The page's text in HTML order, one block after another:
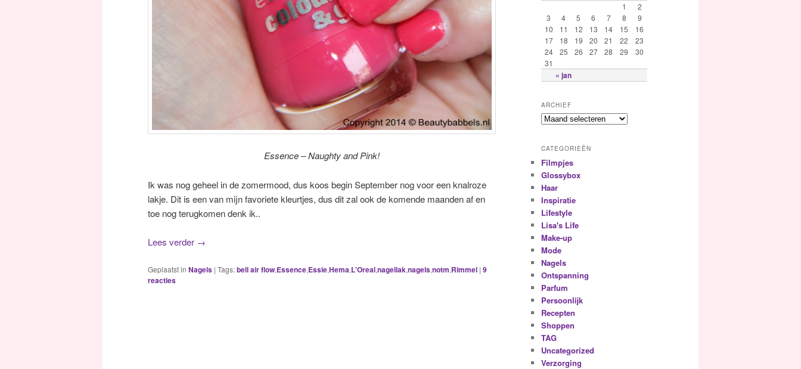
Essence – Naughty and Pink!
Ik was nog geheel in de zomermood, dus koos begin September nog voor een knalroze
lakje. Dit is een van mijn favoriete kleurtjes, dus dit zal ook de komende maanden af en
toe nog terugkomen denk ik..
Lees verder →
Geplaatst in Nagels | Tags:bell air flow,Essence,Essie,Hema,L'Oreal,nagellak,nagels,notm,Rimmel | 9
reacties
« jan
1
2
3
4 5 6 7 8
9
10
11 12 13 14 15
16
17
18 19 20 21 22
23
24
25 26 27 28 29
30
31
ARCHIEF
CATEGORIEËN
Filmpjes
Glossybox
Haar
Inspiratie
Lifestyle
Lisa's Life
Make-up
Mode
Nagels
Ontspanning
Parfum
Persoonlijk
Recepten
Shoppen
TAG
Uncategorized
Verzorging